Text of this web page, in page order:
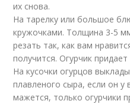
их снова.
На тарелку или большое
кружочками. Толщина 3-5
резать так, как вам
получится. Огурчик
На кусочки огурцов
плавленого сыра, если он у
мажется, только огурчики